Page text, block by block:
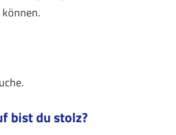
bist du stolz?